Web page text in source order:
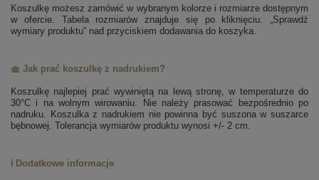
Koszulkę możesz zamówić w wybranym kolorze i rozmiarze dostępnym
w ofercie. Tabela rozmiarów znajduje się po kliknięciu: „Sprawdź
wymiary produktu” nad przyciskiem dodawania do koszyka.
🧺 Jak prać koszulkę z nadrukiem?
Koszulkę najlepiej prać wywiniętą na lewą stronę, w temperaturze do
30°C i na wolnym wirowaniu. Nie należy prasować bezpośrednio po
nadruku. Koszulka z nadrukiem nie powinna być suszona w suszarce
bębnowej. Tolerancja wymiarów produktu wynosi +/- 2 cm.
ℹ️ Dodatkowe informacje